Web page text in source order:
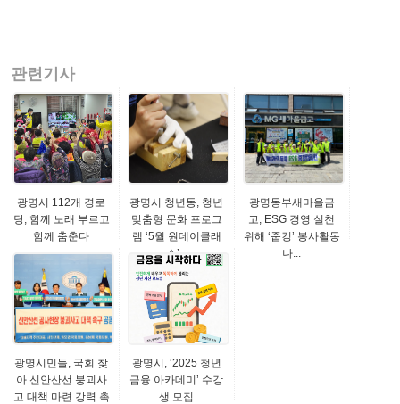
관련기사
광명시 112개 경로
당, 함께 노래 부르고
함께 춤춘다
광명시 청년동, 청년
맞춤형 문화 프로그
램 ‘5월 원데이클래
스’...
광명동부새마을금
고, ESG 경영 실천
위해 ‘줍킹’ 봉사활동
나...
광명시민들, 국회 찾
아 신안산선 붕괴사
고 대책 마련 강력 촉
광명시, ‘2025 청년
금융 아카데미’ 수강
생 모집